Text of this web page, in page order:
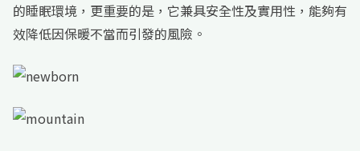
的睡眠環境，更重要的是，它兼具安全性及實用性，能夠有
效降低因保暖不當而引發的風險。